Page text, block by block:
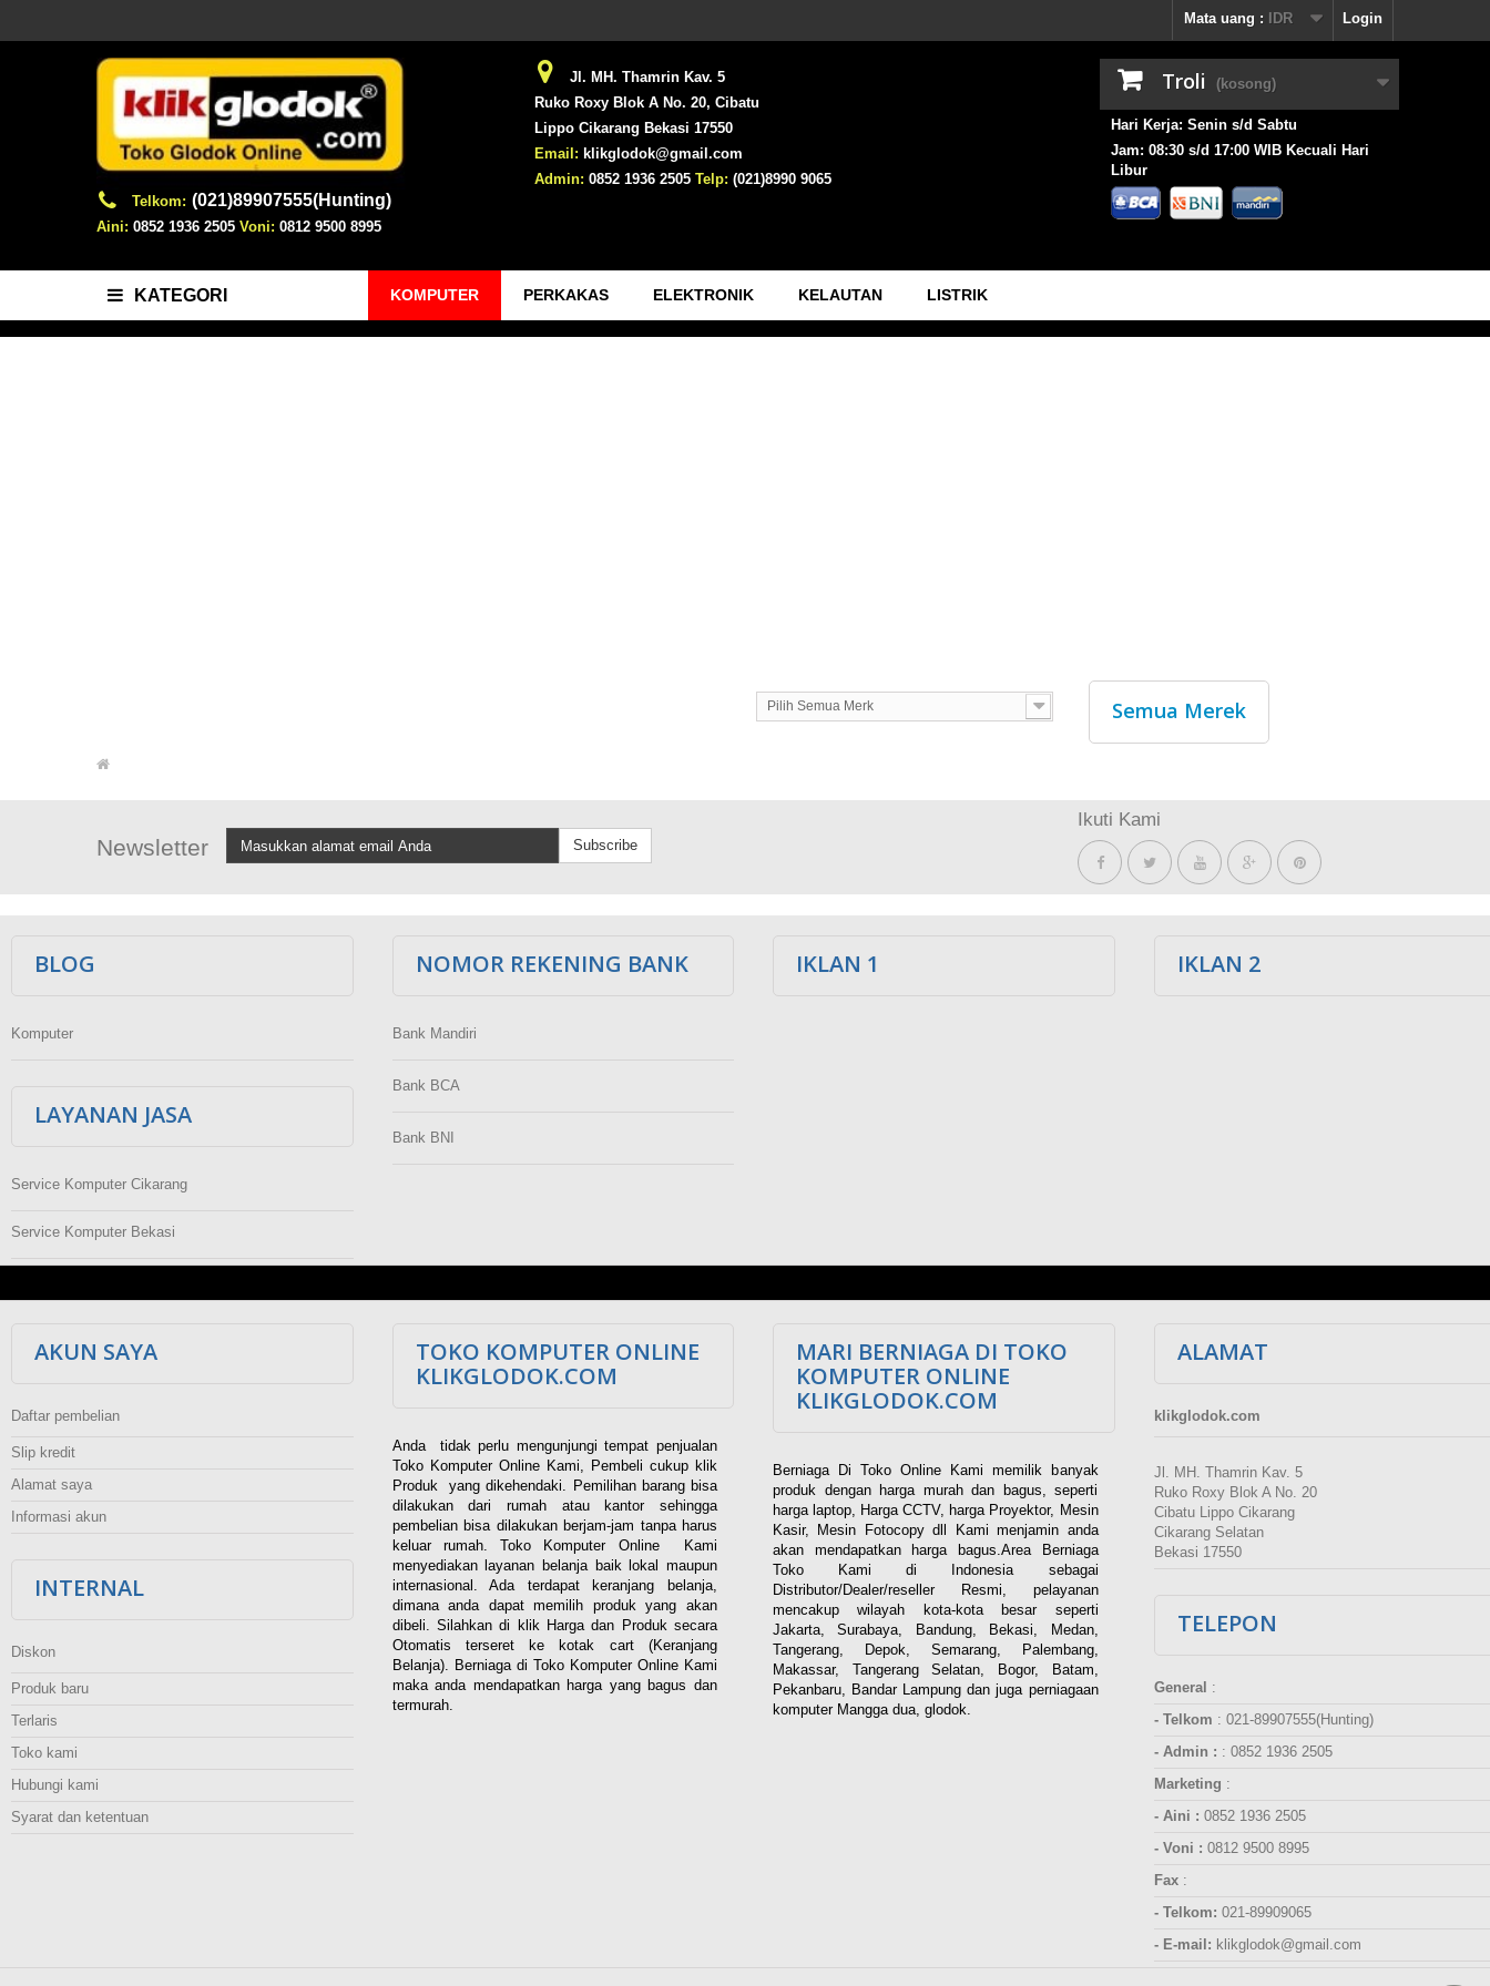
Login
Mata uang : IDR
Telkom: (021)89907555(Hunting)
Aini: 0852 1936 2505 Voni: 0812 9500 8995
Jl. MH. Thamrin Kav. 5
Ruko Roxy Blok A No. 20, Cibatu
Lippo Cikarang Bekasi 17550
Email: klikglodok@gmail.com
Admin: 0852 1936 2505 Telp: (021)8990 9065
Troli (kosong)
Hari Kerja: Senin s/d Sabtu
Jam: 08:30 s/d 17:00 WIB Kecuali Hari
Libur
KATEGORI KOMPUTER PERKAKAS ELEKTRONIK KELAUTAN LISTRIK
Pilih Semua Merk Semua Merek
Newsletter Subscribe
Ikuti Kami
BLOG
Komputer
LAYANAN JASA
Service Komputer Cikarang
Service Komputer Bekasi
NOMOR REKENING BANK
Bank Mandiri
Bank BCA
Bank BNI
IKLAN 1 IKLAN 2
AKUN SAYA
Daftar pembelian
Slip kredit
Alamat saya
Informasi akun
INTERNAL
Diskon
Produk baru
Terlaris
Toko kami
Hubungi kami
Syarat dan ketentuan
TOKO KOMPUTER ONLINE
KLIKGLODOK.COM
Anda tidak perlu mengunjungi tempat penjualan
Toko Komputer Online Kami, Pembeli cukup klik
Produk yang dikehendaki. Pemilihan barang bisa
dilakukan dari rumah atau kantor sehingga
pembelian bisa dilakukan berjam-jam tanpa harus
keluar rumah. Toko Komputer Online Kami
menyediakan layanan belanja baik lokal maupun
internasional. Ada terdapat keranjang belanja,
dimana anda dapat memilih produk yang akan
dibeli. Silahkan di klik Harga dan Produk secara
Otomatis terseret ke kotak cart (Keranjang
Belanja). Berniaga di Toko Komputer Online Kami
maka anda mendapatkan harga yang bagus dan
termurah.
MARI BERNIAGA DI TOKO
KOMPUTER ONLINE
KLIKGLODOK.COM
Berniaga Di Toko Online Kami memilik banyak
produk dengan harga murah dan bagus, seperti
harga laptop, Harga CCTV, harga Proyektor, Mesin
Kasir, Mesin Fotocopy dll Kami menjamin anda
akan mendapatkan harga bagus.Area Berniaga
Toko Kami di Indonesia sebagai
Distributor/Dealer/reseller Resmi, pelayanan
mencakup wilayah kota-kota besar seperti
Jakarta, Surabaya, Bandung, Bekasi, Medan,
Tangerang, Depok, Semarang, Palembang,
Makassar, Tangerang Selatan, Bogor, Batam,
Pekanbaru, Bandar Lampung dan juga perniagaan
komputer Mangga dua, glodok.
ALAMAT
klikglodok.com
Jl. MH. Thamrin Kav. 5
Ruko Roxy Blok A No. 20
Cibatu Lippo Cikarang
Cikarang Selatan
Bekasi 17550
TELEPON
General :
- Telkom : 021-89907555(Hunting)
- Admin : : 0852 1936 2505
Marketing :
- Aini : 0852 1936 2505
- Voni : 0812 9500 8995
Fax:
- Telkom: 021-89909065
- E-mail: klikglodok@gmail.com